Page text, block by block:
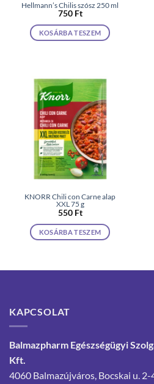
Hellmann’s Chilis szósz 250 ml
750 Ft
KOSÁRBA TESZEM
KNORR Chili con Carne alap
XXL 75 g
550 Ft
KOSÁRBA TESZEM
KAPCSOLAT
Balmazpharm Egészségügyi
Kft.
4060 Balmazújváros, Bocskai u. 2-